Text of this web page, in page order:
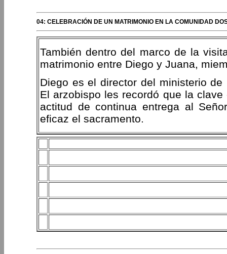
04: CELEBRACIÓN DE UN MATRIMONIO EN LA COMUNIDAD
También dentro del marco de la
matrimonio entre Diego y Juana,
Diego es el director del ministerio
El arzobispo les recordó que la
actitud de continua entrega al
eficaz el sacramento.